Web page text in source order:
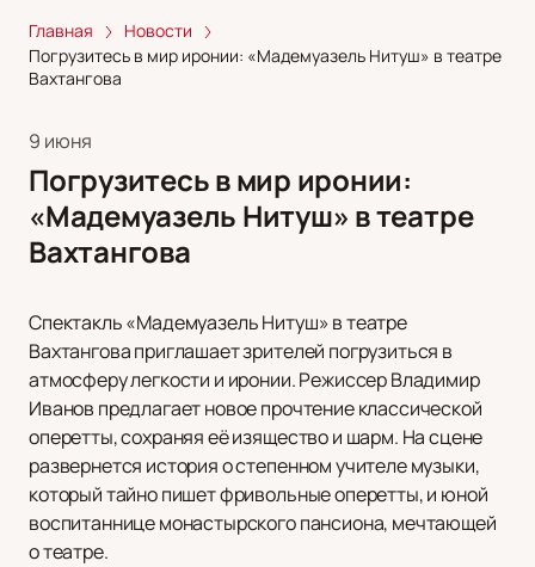
Главная
Новости
Погрузитесь в мир иронии: «Мадемуазель Нитуш» в театре
Вахтангова
9 июня
Погрузитесь в мир иронии:
«Мадемуазель Нитуш» в театре
Вахтангова
Спектакль «Мадемуазель Нитуш» в театре
Вахтангова приглашает зрителей погрузиться в
атмосферу легкости и иронии. Режиссер Владимир
Иванов предлагает новое прочтение классической
оперетты, сохраняя её изящество и шарм. На сцене
развернется история о степенном учителе музыки,
который тайно пишет фривольные оперетты, и юной
воспитаннице монастырского пансиона, мечтающей
о театре.